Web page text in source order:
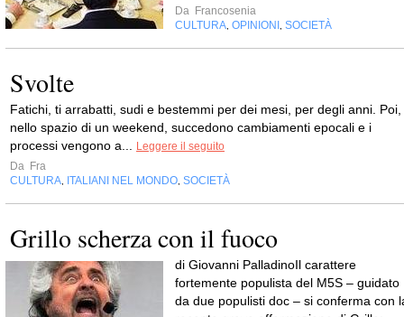
Da Francosenia
CULTURA OPINIONI SOCIETÀ
Svolte
Fatichi, ti arrabatti, sudi e bestemmi per dei mesi, per degli anni. Poi,
nello spazio di un weekend, succedono cambiamenti epocali e i
processi vengono a...
Leggere il seguito
Da Fra
CULTURA
ITALIANI NEL MONDO SOCIETÀ
Grillo scherza con il fuoco
di Giovanni PalladinoIl carattere
fortemente populista del M5S – guidato
da due populisti doc – si conferma con